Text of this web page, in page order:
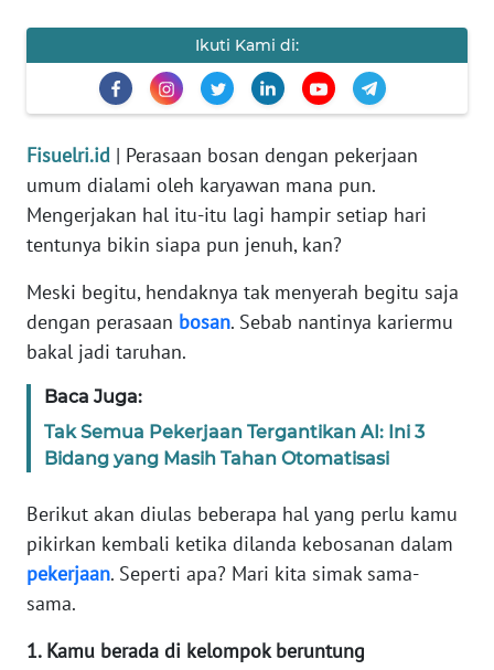
Ikuti Kami di:
Fisuelri.id | Perasaan bosan dengan pekerjaan
umum dialami oleh karyawan mana pun.
Mengerjakan hal itu-itu lagi hampir setiap hari
tentunya bikin siapa pun jenuh, kan?
Meski begitu, hendaknya tak menyerah begitu saja
dengan perasaan bosan. Sebab nantinya kariermu
bakal jadi taruhan.
Baca Juga:
Tak Semua Pekerjaan Tergantikan AI: Ini 3
Bidang yang Masih Tahan Otomatisasi
Berikut akan diulas beberapa hal yang perlu kamu
pikirkan kembali ketika dilanda kebosanan dalam
pekerjaan. Seperti apa? Mari kita simak sama-
sama.
1. Kamu berada di kelompok beruntung
WAHANA
UMKM
WAHANA
WAHANA
PERSONA
WAHANA
OTOMOTIF
WAHANA
HEALTH
WAHANA
WISATA